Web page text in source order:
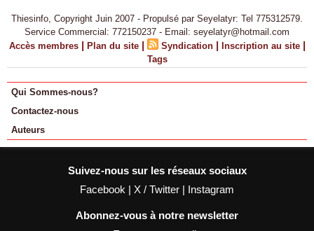
Thiesinfo, Copyright Juin 2007 - Propulsé par Seyelatyr: Tel 775312579.
Service Commercial: 772150237 - Email: seyelatyr@hotmail.com
Accès membres | Plan du site | Syndication | Inscription au site |
Tags
Qui Sommes-nous?
Contactez-nous
Auteurs
Suivez-nous sur les réseaux sociaux
Facebook | X / Twitter | Instagram
Abonnez-vous à notre newsletter